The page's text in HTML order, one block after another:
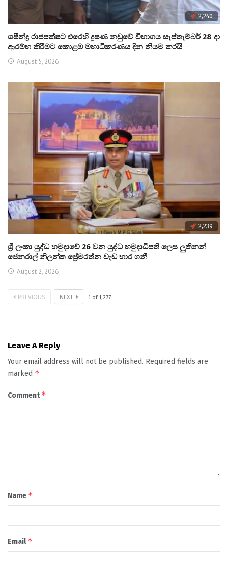
2,240
ශෂීන්ද්‍ර රාජපක්ෂට එරෙහි දූෂණ නඩුවේ විභාගය සැප්තැම්බර් 28 දා
ආරම්භ කිරීමට කොළඹ මහාධිකරණය දින නියම කරයි
August 5, 2026
2,239
ශ්‍රී ලංකා යුද්ධ හමුදාවේ 26 වන යුද්ධ හමුදාධිපති ලෙස ලුතිනන්
ජෙනරාල් නිලන්ත ප්‍රේමරත්න වැඩ භාර ගනී
August 2, 2026
PREVIOUS NEXT 1 of 1,277
Leave A Reply
Your email address will not be published. Required fields are
marked *
Comment*
Name *
Email*